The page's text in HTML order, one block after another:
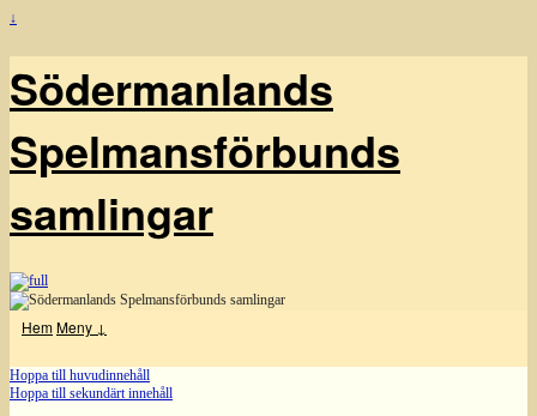
↓
Södermanlands
Spelmansförbunds
samlingar
HemMeny ↓
Hoppa till huvudinnehåll
Hoppa till sekundärt innehåll